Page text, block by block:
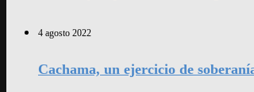
4 agosto 2022
Cachama, un ejercicio de